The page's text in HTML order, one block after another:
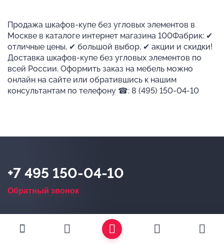
Продажа шкафов-купе без угловых элементов в
Москве в каталоге интернет магазина 100Фабрик: ✔
отличные цены, ✔ большой выбор, ✔ акции и скидки!
Доставка шкафов-купе без угловых элементов по
всей России. Оформить заказ на мебель можно
онлайн на сайте или обратившись к нашим
консультантам по телефону ☎: 8 (495) 150-04-10
+7 495 150-04-10
Обратный звонок
Магазин в Москве